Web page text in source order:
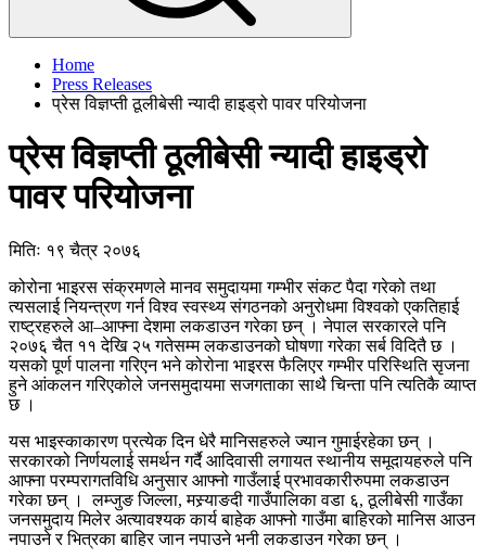
Home
Press Releases
प्रेस विज्ञप्ती ठूलीबेसी न्यादी हाइड्रो पावर परियोजना
प्रेस विज्ञप्ती ठूलीबेसी न्यादी हाइड्रो
पावर परियोजना
मितिः १९ चैत्र २०७६
कोरोना भाइरस संक्रमणले मानव समुदायमा गम्भीर संकट पैदा गरेको तथा
त्यसलाई नियन्त्रण गर्न विश्व स्वस्थ्य संगठनको अनुरोधमा विश्वको एकतिहाई
राष्ट्रहरुले आ–आफ्ना देशमा लकडाउन गरेका छन् । नेपाल सरकारले पनि
२०७६ चैत ११ देखि २५ गतेसम्म लकडाउनको घोषणा गरेका सर्ब विदितै छ ।
यसको पूर्ण पालना गरिएन भने कोरोना भाइरस फैलिएर गम्भीर परिस्थिति सृजना
हुने आंकलन गरिएकोले जनसमुदायमा सजगताका साथै चिन्ता पनि त्यतिकै व्याप्त
छ ।
यस भाइस्काकारण प्रत्येक दिन धेरै मानिसहरुले ज्यान गुमाईरहेका छन् ।
सरकारको निर्णयलाई समर्थन गर्दै आदिवासी लगायत स्थानीय समूदायहरुले पनि
आफ्ना परम्परागतविधि अनुसार आफ्नो गाउँलाई प्रभावकारीरुपमा लकडाउन
गरेका छन् । लम्जुङ जिल्ला, मस्र्याङदी गाउँपालिका वडा ६, ठूलीबेसी गाउँका
जनसमुदाय मिलेर अत्यावश्यक कार्य बाहेक आफ्नो गाउँमा बाहिरको मानिस आउन
नपाउने र भित्रका बाहिर जान नपाउने भनी लकडाउन गरेका छन् ।